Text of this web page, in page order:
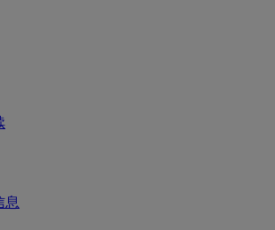
息